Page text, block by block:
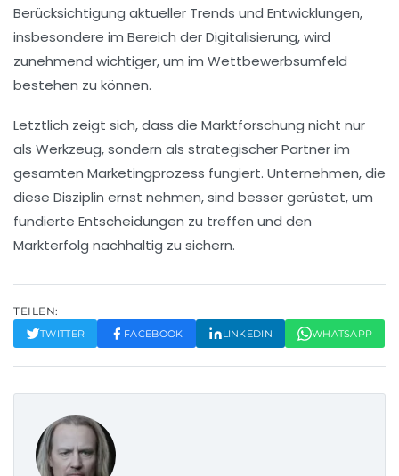
Berücksichtigung aktueller Trends und Entwicklungen,
insbesondere im Bereich derDigitalisierung, wird
zunehmend wichtiger, um im Wettbewerbsumfeld
bestehen zu können.
Letztlich zeigt sich, dass die Marktforschung nicht nur
als Werkzeug, sondern als strategischer Partner im
gesamten Marketingprozess fungiert. Unternehmen, die
diese Disziplin ernst nehmen, sind besser gerüstet, um
fundierte Entscheidungen zu treffen und den
Markterfolg nachhaltig zu sichern.
TEILEN:
TWITTER FACEBOOK LINKEDIN WHATSAPP